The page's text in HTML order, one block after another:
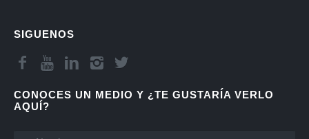
SIGUENOS
CONOCES UN MEDIO Y ¿TE GUSTARÍA VERLO
AQUÍ?